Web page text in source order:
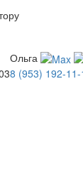
Ольга
8 (953) 192-11-